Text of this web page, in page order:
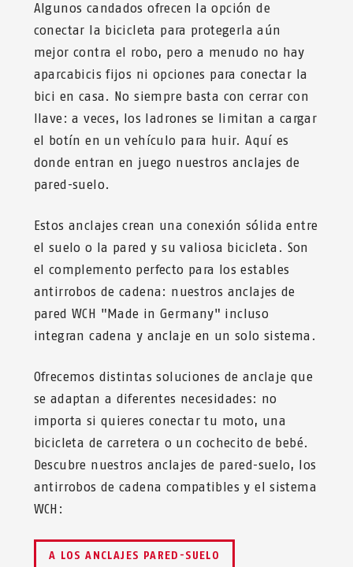
Algunos candados ofrecen la opción de
conectar la bicicleta para protegerla aún
mejor contra el robo, pero a menudo no hay
aparcabicis fijos ni opciones para conectar la
bici en casa. No siempre basta con cerrar con
llave: a veces, los ladrones se limitan a cargar
el botín en un vehículo para huir. Aquí es
donde entran en juego nuestros anclajes de
pared-suelo.
Estos anclajes crean una conexión sólida entre
el suelo o la pared y su valiosa bicicleta. Son
el complemento perfecto para los estables
antirrobos de cadena: nuestros anclajes de
pared WCH "Made in Germany" incluso
integran cadena y anclaje en un solo sistema.
Ofrecemos distintas soluciones de anclaje que
se adaptan a diferentes necesidades: no
importa si quieres conectar tu moto, una
bicicleta de carretera o un cochecito de bebé.
Descubre nuestros anclajes de pared-suelo, los
antirrobos de cadena compatibles y el sistema
WCH:
A LOS ANCLAJES PARED-SUELO